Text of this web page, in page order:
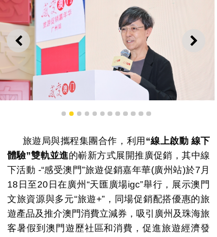
上一則 下一
“感受澳門”旅遊促銷嘉年華廣州站7月18日開幕
1 2 3 4 5 6 7 8 9 101112
旅遊局與攜程集團合作，利用 “線上啟動 線下
體驗”雙軌並進的嶄新方式展開推廣促銷，其中線
下活動 -“感受澳門”旅遊促銷嘉年華(廣州站)於7月
18日至20日在廣州“天匯廣場igc”舉行，展示澳門
文旅資源與多元“旅遊+”，同場促銷配搭優惠的旅
遊產品及推介澳門消費立減券，吸引廣州及珠海旅
客暑假到澳門遊歷社區和消費，促進旅遊經濟發